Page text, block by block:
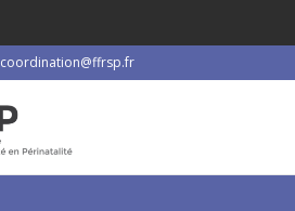
coordination@ffrsp.fr